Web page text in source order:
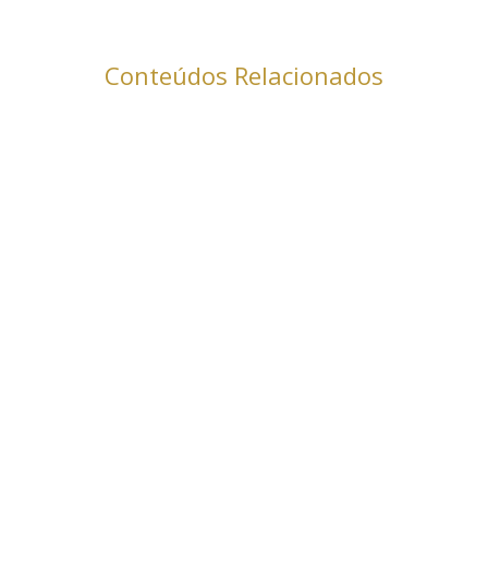
Conteúdos Relacionados